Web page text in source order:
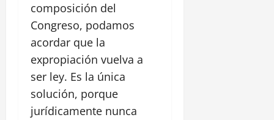
composición del
Congreso, podamos
acordar que la
expropiación vuelva a
ser ley. Es la única
solución, porque
jurídicamente nunca